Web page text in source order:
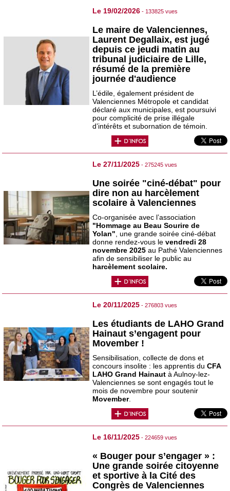
Le 19/02/2026 - 133825 vues
Le maire de Valenciennes,
Laurent Degallaix, est jugé
depuis ce jeudi matin au
tribunal judiciaire de Lille,
résumé de la première
journée d'audience
L’édile, également président de
Valenciennes Métropole et candidat
déclaré aux municipales, est poursuivi
pour complicité de prise illégale
d’intérêts et subornation de témoin.
Le 27/11/2025 - 275245 vues
Une soirée "ciné-débat" pour
dire non au harcèlement
scolaire à Valenciennes
Co-organisée avec l’association
"Hommage au Beau Sourire de
Yolan" , une grande soirée ciné-débat
donne rendez-vous levendredi 28
novembre 2025 au Pathé Valenciennes
afin de sensibiliser le public au
harcèlement scolaire.
Le 20/11/2025 - 276803 vues
Les étudiants de LAHO Grand
Hainaut s’engagent pour
Movember !
Sensibilisation, collecte de dons et
concours insolite : les apprentis duCFA
LAHO Grand Hainaut à Aulnoy-lez-
Valenciennes se sont engagés tout le
mois de novembre pour soutenir
Movember.
Le 16/11/2025 - 224659 vues
« Bouger pour s’engager » :
Une grande soirée citoyenne
et sportive à la Cité des
Congrès de Valenciennes